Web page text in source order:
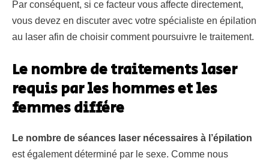
Par conséquent, si ce facteur vous affecte directement,
vous devez en discuter avec votre spécialiste en épilation
au laser afin de choisir comment poursuivre le traitement.
Le nombre de traitements laser
requis par les hommes et les
femmes diffère
Le nombre de séances laser nécessaires à l’épilation
est également déterminé par le sexe. Comme nous